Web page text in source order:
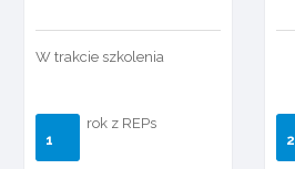
W trakcie szkolenia
1
rok z REPs
2